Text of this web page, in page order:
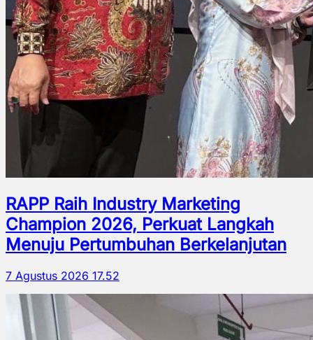
RAPP Raih Industry Marketing
Champion 2026, Perkuat Langkah
Menuju Pertumbuhan Berkelanjutan
7 Agustus 2026 17.52